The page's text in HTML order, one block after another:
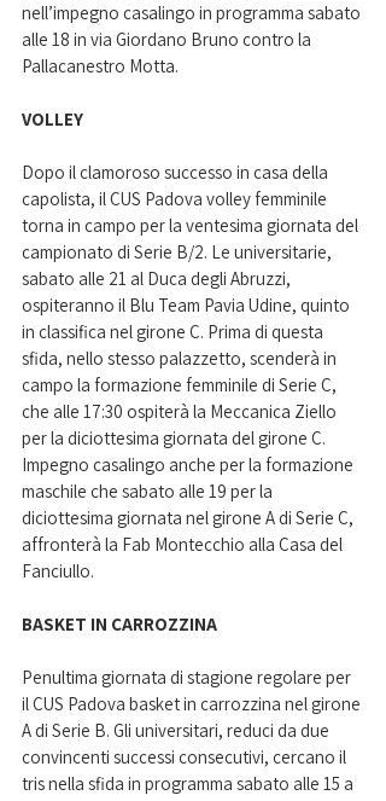
nell’impegno casalingo in programma sabato
alle 18 in via Giordano Bruno contro la
Pallacanestro Motta.
VOLLEY
Dopo il clamoroso successo in casa della
capolista, il CUS Padova volley femminile
torna in campo per la ventesima giornata del
campionato di Serie B/2. Le universitarie,
sabato alle 21 al Duca degli Abruzzi,
ospiteranno il Blu Team Pavia Udine, quinto
in classifica nel girone C. Prima di questa
sfida, nello stesso palazzetto, scenderà in
campo la formazione femminile di Serie C,
che alle 17:30 ospiterà la Meccanica Ziello
per la diciottesima giornata del girone C.
Impegno casalingo anche per la formazione
maschile che sabato alle 19 per la
diciottesima giornata nel girone A di Serie C,
affronterà la Fab Montecchio alla Casa del
Fanciullo.
BASKET IN CARROZZINA
Penultima giornata di stagione regolare per
il CUS Padova basket in carrozzina nel girone
A di Serie B. Gli universitari, reduci da due
convincenti successi consecutivi, cercano il
tris nella sfida in programma sabato alle 15 a